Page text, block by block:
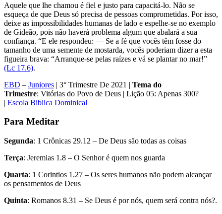
Aquele que lhe chamou é fiel e justo para capacitá-lo. Não se
esqueça de que Deus só precisa de pessoas comprometidas. Por isso,
deixe as impossibilidades humanas de lado e espelhe-se no exemplo
de Gideão, pois não haverá problema algum que abalará a sua
confiança. “E ele respondeu: — Se a fé que vocês têm fosse do
tamanho de uma semente de mostarda, vocês poderiam dizer a esta
figueira brava: “Arranque-se pelas raízes e vá se plantar no mar!”
(Lc 17.6).
EBD – Juniores | 3° Trimestre De 2021 | Tema do
Trimestre: Vitórias do Povo de Deus | Lição 05: Apenas 300?
| Escola Biblica Dominical
Para Meditar
Segunda: 1 Crônicas 29.12 – De Deus são todas as coisas
Terça: Jeremias 1.8 – O Senhor é quem nos guarda
Quarta: 1 Corintios 1.27 – Os seres humanos não podem alcançar
os pensamentos de Deus
Quinta: Romanos 8.31 – Se Deus é por nós, quem será contra nós?.